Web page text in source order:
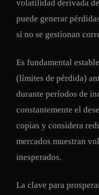
volatilidad derivada
puede generar
si no se gestionan
Es fundamental
(límites de pérdida)
durante períodos de
constantemente el
copias y considera
mercados muestran
inesperados.
La clave para